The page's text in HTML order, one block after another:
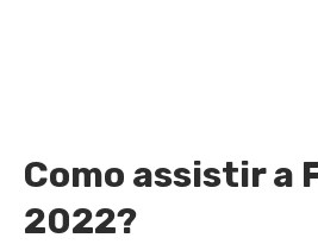
Como assistir a
2022?